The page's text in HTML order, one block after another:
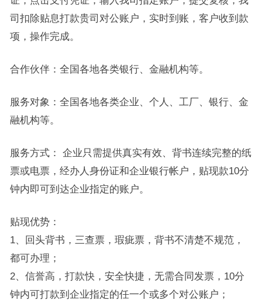
司扣除贴息打款贵司对公账户，实时到账，客户收到款
项，操作完成。
合作伙伴：全国各地各类银行、金融机构等。
服务对象：全国各地各类企业、个人、工厂、银行、金
融机构等。
服务方式： 企业只需提供真实有效、背书连续完整的纸
票或电票，经办人身份证和企业银行帐户，贴现款10分
钟内即可到达企业指定的账户。
贴现优势：
1、回头背书，三查票，瑕疵票，背书不清楚不规范，
都可办理；
2、信誉高，打款快，安全快捷，无需合同发票，10分
钟内可打款到企业指定的任一个或多个对公账户；